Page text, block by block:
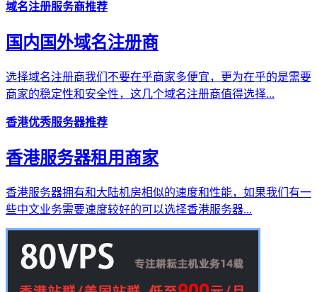
域名注册服务商推荐
国内国外域名注册商
选择域名注册商我们不要在乎商家多便宜，更为在乎的是需要
商家的稳定性和安全性，这几个域名注册商值得选择...
香港优秀服务器推荐
香港服务器租用商家
香港服务器拥有和大陆机房相似的速度和性能，如果我们有一
些中文业务需要速度较好的可以选择香港服务器...